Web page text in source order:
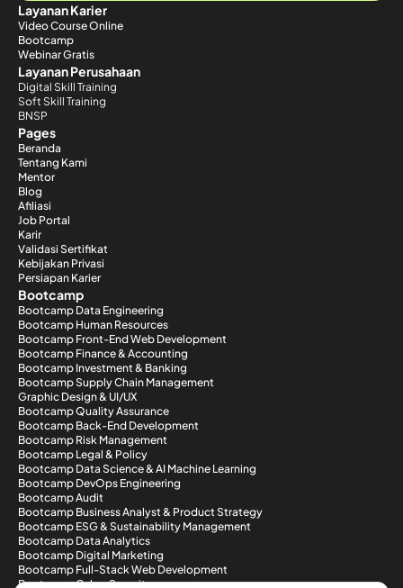
Layanan Karier
Video Course Online
Bootcamp
Webinar Gratis
Layanan Perusahaan
Digital Skill Training
Soft Skill Training
BNSP
Pages
Beranda
Tentang Kami
Mentor
Blog
Afiliasi
Job Portal
Karir
Validasi Sertifikat
Kebijakan Privasi
Persiapan Karier
Bootcamp
Bootcamp Data Engineering
Bootcamp Human Resources
Bootcamp Front-End Web Development
Bootcamp Finance & Accounting
Bootcamp Investment & Banking
Bootcamp Supply Chain Management
Graphic Design & UI/UX
Bootcamp Quality Assurance
Bootcamp Back-End Development
Bootcamp Risk Management
Bootcamp Legal & Policy
Bootcamp Data Science & AI Machine Learning
Bootcamp DevOps Engineering
Bootcamp Audit
Bootcamp Business Analyst & Product Strategy
Bootcamp ESG & Sustainability Management
Bootcamp Data Analytics
Bootcamp Digital Marketing
Bootcamp Full-Stack Web Development
Bootcamp Cyber Security